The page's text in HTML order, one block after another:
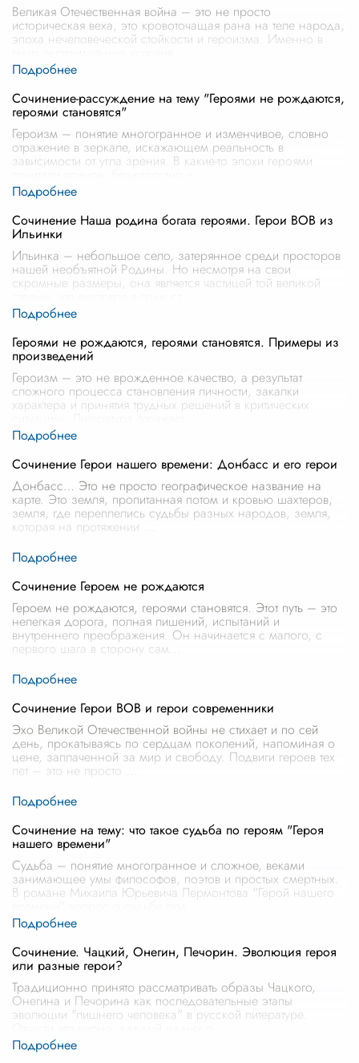
Великая Отечественная война – это не просто
историческая веха, это кровоточащая рана на теле народа,
эпоха нечеловеческой стойкости и героизма. Именно в
Сочинение-рассуждение на тему "Героями не рождаются,
героями становятся"
Героизм – понятие многогранное и изменчивое, словно
отражение в зеркале, искажающем реальность в
зависимости от угла зрения. В какие-то эпохи героями
Сочинение Наша родина богата героями. Герои ВОВ из
Ильинки
Ильинка – небольшое село, затерянное среди просторов
нашей необъятной Родины. Но несмотря на свои
скромные размеры, она является частицей той великой
Героями не рождаются, героями становятся. Примеры из
произведений
Героизм – это не врожденное качество, а результат
сложного процесса становления личности, закалки
характера и принятия трудных решений в критических
Сочинение Герои нашего времени: Донбасс и его герои
Донбасс… Это не просто географическое название на
карте. Это земля, пропитанная потом и кровью шахтеров,
земля, где переплелись судьбы разных народов, земля,
которая на протяжении
Сочинение Героем не рождаются
Героем не рождаются, героями становятся. Этот путь – это
нелегкая дорога, полная лишений, испытаний и
внутреннего преображения. Он начинается с малого, с
первого шага в сторону сам
Сочинение Герои ВОВ и герои современники
Эхо Великой Отечественной войны не стихает и по сей
день, прокатываясь по сердцам поколений, напоминая о
цене, заплаченной за мир и свободу. Подвиги героев тех
лет – это не просто
Сочинение на тему: что такое судьба по героям "Героя
нашего времени"
Судьба – понятие многогранное и сложное, веками
занимающее умы философов, поэтов и простых смертных.
В романе Михаила Юрьевича Лермонтова "Герой нашего
Сочинение. Чацкий, Онегин, Печорин. Эволюция героя
или разные герои?
Традиционно принято рассматривать образы Чацкого,
Онегина и Печорина как последовательные этапы
эволюции "лишнего человека" в русской литературе.